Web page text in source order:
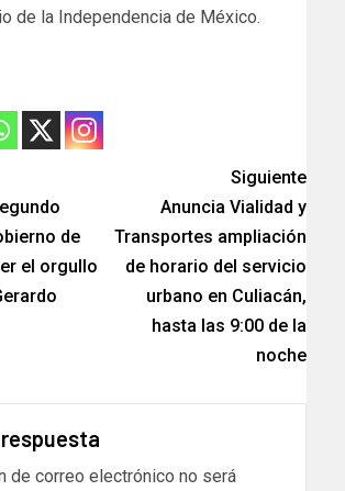
de la Independencia de México.
de
el orgullo
Siguiente
Anuncia Vialidad y
Transportes ampliación
de horario del servicio
urbano en Culiacán,
hasta las 9:00 de la
noche
de correo electrónico no será